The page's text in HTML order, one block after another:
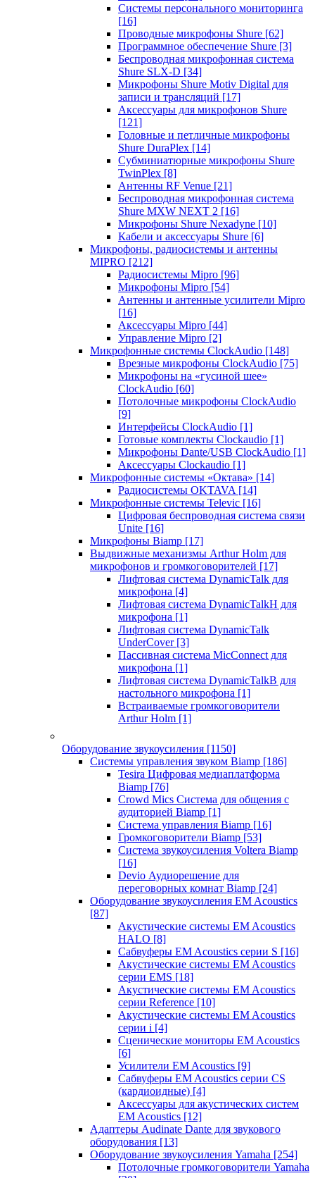
Системы персонального мониторинга
[16]
Проводные микрофоны Shure [62]
Программное обеспечение Shure [3]
Беспроводная микрофонная система
Shure SLX-D [34]
Микрофоны Shure Motiv Digital для
записи и трансляций [17]
Аксессуары для микрофонов Shure
[121]
Головные и петличные микрофоны
Shure DuraPlex [14]
Субминиатюрные микрофоны Shure
TwinPlex [8]
Антенны RF Venue [21]
Беспроводная микрофонная система
Shure MXW NEXT 2 [16]
Микрофоны Shure Nexadyne [10]
Кабели и аксессуары Shure [6]
Микрофоны, радиосистемы и антенны
MIPRO [212]
Радиосистемы Mipro [96]
Микрофоны Mipro [54]
Антенны и антенные усилители Mipro
[16]
Аксессуары Mipro [44]
Управление Mipro [2]
Микрофонные системы ClockAudio [148]
Врезные микрофоны ClockAudio [75]
Микрофоны на «гусиной шее»
ClockAudio [60]
Потолочные микрофоны ClockAudio
[9]
Интерфейсы ClockAudio [1]
Готовые комплекты Clockaudio [1]
Микрофоны Dante/USB ClockAudio [1]
Аксессуары Clockaudio [1]
Микрофонные системы «Октава» [14]
Радиосистемы OKTAVA [14]
Микрофонные системы Televic [16]
Цифровая беспроводная система связи
Unite [16]
Микрофоны Biamp [17]
Выдвижные механизмы Arthur Holm для
микрофонов и громкоговорителей [17]
Лифтовая система DynamicTalk для
микрофона [4]
Лифтовая система DynamicTalkH для
микрофона [1]
Лифтовая система DynamicTalk
UnderCover [3]
Пассивная система MicConnect для
микрофона [1]
Лифтовая система DynamicTalkB для
настольного микрофона [1]
Встраиваемые громкоговорители
Arthur Holm [1]
Оборудование звукоусиления [1150]
Системы управления звуком Biamp [186]
Tesira Цифровая медиаплатформа
Biamp [76]
Crowd Mics Система для общения с
аудиторией Biamp [1]
Система управления Biamp [16]
Громкоговорители Biamp [53]
Система звукоусиления Voltera Biamp
[16]
Devio Аудиорешение для
переговорных комнат Biamp [24]
Оборудование звукоусиления EM Acoustics
[87]
Акустические системы EM Acoustics
HALO [8]
Сабвуферы EM Acoustics серии S [16]
Акустические системы EM Acoustics
серии EMS [18]
Акустические системы EM Acoustics
серии Reference [10]
Акустические системы EM Acoustics
серии i [4]
Сценические мониторы EM Acoustics
[6]
Усилители EM Acoustics [9]
Сабвуферы EM Acoustics серии CS
(кардиоидные) [4]
Аксессуары для акустических систем
EM Acoustics [12]
Адаптеры Audinate Dante для звукового
оборудования [13]
Оборудование звукоусиления Yamaha [254]
Потолочные громкоговорители Yamaha